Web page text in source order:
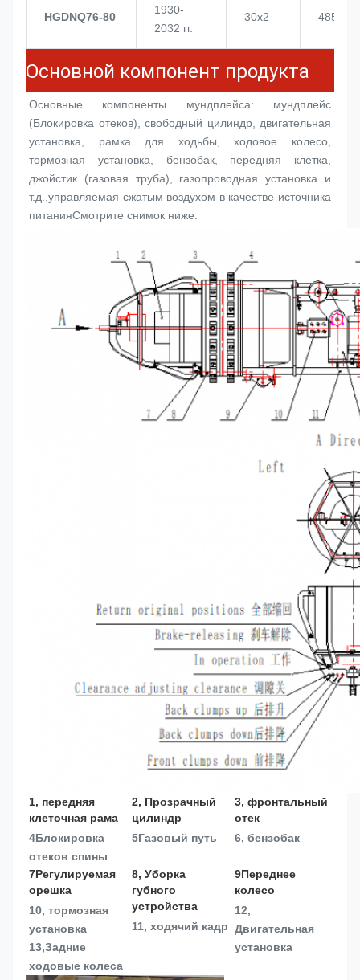
HGDNQ76-80
1930-
2032 гг.
30х2 4855
Основной компонент продукта
Основные компоненты мундплейса: мундплейс
(Блокировка отеков), свободный цилиндр, двигательная
установка, рамка для ходьбы, ходовое колесо,
тормозная установка, бензобак, передняя клетка,
джойстик (газовая труба), газопроводная установка и
т.д.,управляемая сжатым воздухом в качестве источника
питанияСмотрите снимок ниже.
1, передняя
клеточная рама
4Блокировка
отеков спины
2, Прозрачный
цилиндр
5Газовый путь
3, фронтальный
отек
6, бензобак
7Регулируемая
орешка
10, тормозная
установка
13,Задние
ходовые колеса
8, Уборка
губного
устройства
11, ходячий кадр
9Переднее
колесо
12,
Двигательная
установка